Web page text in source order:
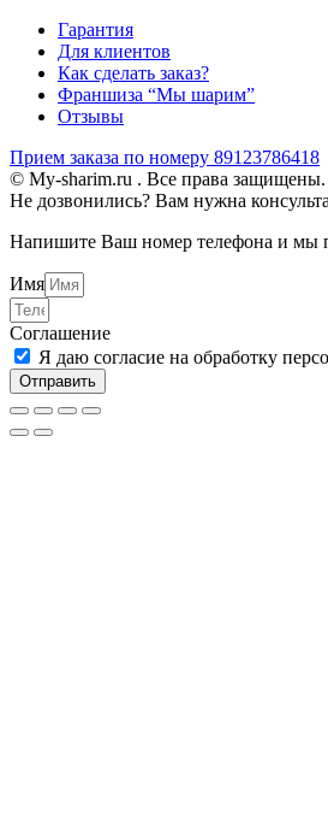
Гарантия
Для клиентов
Как сделать заказ?
Франшиза “Мы шарим”
Отзывы
Прием заказа по номеру 89123786418
© My-sharim.ru . Все права защищены.
Не дозвонились? Вам нужна
Напишите Ваш номер телефона и мы
Имя
Соглашение
Я даю согласие на обработку
Отправить